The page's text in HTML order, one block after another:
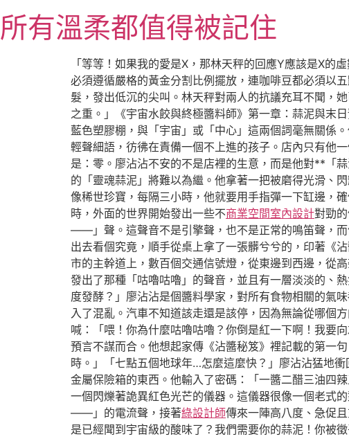
至
主所有溫柔都值得被記住
「等等！如果我的愛是X，那林天秤的回應Y應該是X
必須遵循嚴格的黃金分割比例擺放，連咖啡豆都必須以
髮，發出低沉的尖叫。林天秤對兩人的抗議充耳不聞，
之重。」《宇宙水餃與終極醬料師》第一章：蒜泥與末
藍色塑膠棚，與「宇宙」或「中心」這兩個詞毫無關係
輕聲細語，彷彿在責備一個不上進的孩子。店內只有他
是：零。廖沾沾不安的不是店裡的生意，而是他對**「
的「靈魂蒜泥」將難以為繼。他拿著一把被磨得光滑、
像稀世珍寶，每隔三小時，他就要用手指彈一下缸邊，
時，外面的世界開始發出一些不商業空間室內設計對勁
——」聲。這聲音不是引擎聲，也不是正常的鳴笛聲，
出去看個究竟，順手從桌上拿了一張髒兮兮的，印著《
市的主幹道上，數百個交通信號燈，從東邊到西邊，從
發出了那種「咕嚕咕嚕」的聲音，並且有一層淡淡的、
度發酵？」廖沾沾是個醬料學家，對所有食物相關的氣
入了混亂。汽車不知道該走還是該停，因為無論從哪個
喊：「喂！你為什麼咕嚕咕嚕？你倒是紅一下啊！我要
預言不謀而合。他想起家傳《沾醬秘笈》裡記載的第一
時。」「七點五個地球年…怎麼這麼快？」廖沾沾猛地
金屬保險箱的東西。他輸入了密碼：「一醬二醋三油四
一個閃爍著詭異紅色光芒的儀器。這儀器很像一個老式
——」的電流聲，接著綠設計師傳來一陣高八度、急促
是已經聞到宇宙級的酸味了？我們需要你的蒜泥！你被